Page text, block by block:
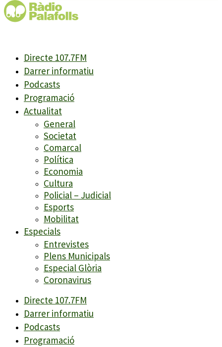
Directe 107.7FM
Darrer informatiu
Podcasts
Programació
Actualitat
General
Societat
Comarcal
Política
Economia
Cultura
Policial – Judicial
Esports
Mobilitat
Especials
Entrevistes
Plens Municipals
Especial Glòria
Coronavirus
Directe 107.7FM
Darrer informatiu
Podcasts
Programació